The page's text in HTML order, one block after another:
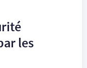
les